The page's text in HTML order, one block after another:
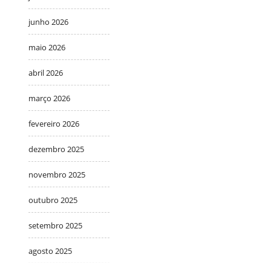
junho 2026
maio 2026
abril 2026
março 2026
fevereiro 2026
dezembro 2025
novembro 2025
outubro 2025
setembro 2025
agosto 2025